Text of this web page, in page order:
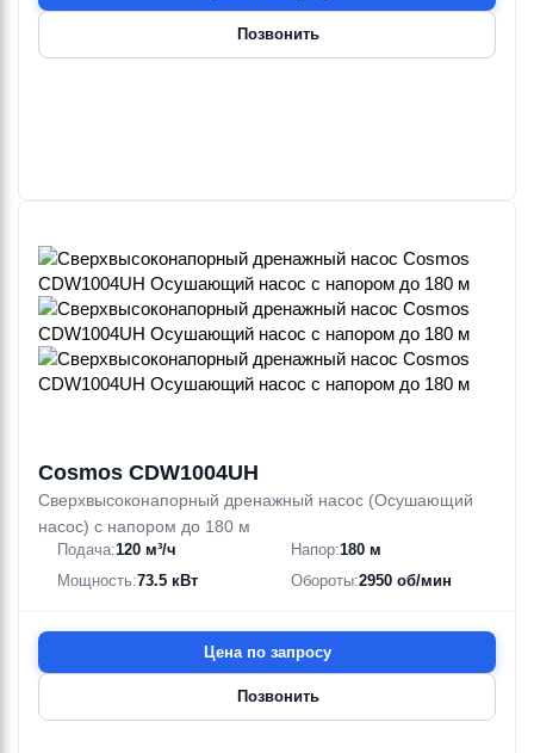
Позвонить
Cosmos CDW1004UH
Сверхвысоконапорный дренажный насос (Осушающий
насос) с напором до 180 м
Подача:120 м³/ч Напор:180 м
Мощность:73.5 кВт Обороты:2950 об/мин
Цена по запросу
Позвонить